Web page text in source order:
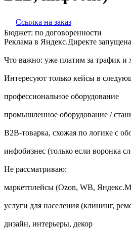
Ссылка на заказ
Бюджет: по договоренности
Реклама в Яндекс.Директе
Что важно: уже платим за трафик
Интересуют только кейсы в
профессиональное оборудование
промышленное оборудование /
B2B-товарка, схожая по логике с
инфобизнес (только если воронка
Не рассматриваю:
маркетплейсы (Ozon, WB,
услуги для населения (клининг,
дизайн, интерьеры, декор